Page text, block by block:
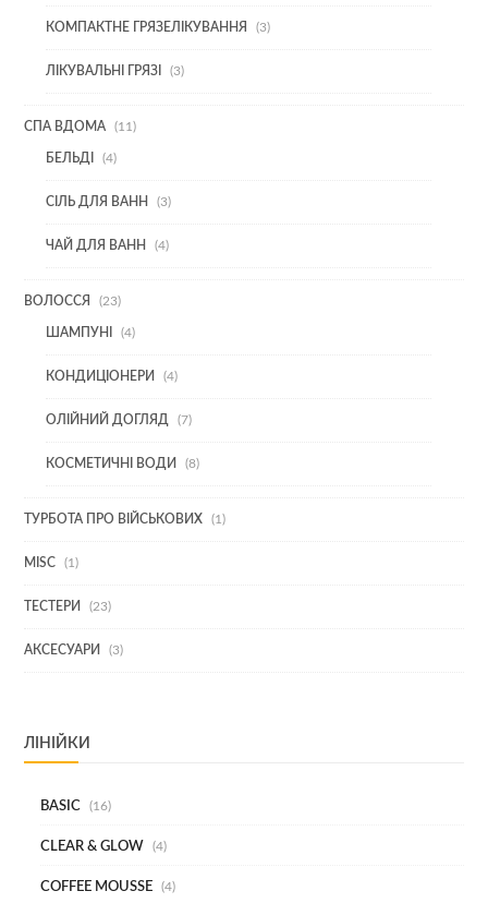
КОМПАКТНЕ ГРЯЗЕЛІКУВАННЯ
33
ЛІКУВАЛЬНІ ГРЯЗІ
33
СПА ВДОМА 1111
БЕЛЬДІ
44
СІЛЬ ДЛЯ ВАНН
33
ЧАЙ ДЛЯ ВАНН
44
ВОЛОССЯ 2323
ШАМПУНІ
44
КОНДИЦІОНЕРИ
44
ОЛІЙНИЙ ДОГЛЯД
77
КОСМЕТИЧНІ ВОДИ
88
ТУРБОТА ПРО ВІЙСЬКОВИХ 11
MISC
11
ТЕСТЕРИ
2323
АКСЕСУАРИ
33
ЛІНІЙКИ
BASIC 16
CLEAR & GLOW 4
COFFEE MOUSSE 4